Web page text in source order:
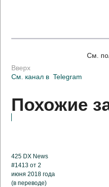
См.
Вверх
См. канал в Telegram
Похожие
425 DX News
#1413 от 2
июня 2018 года
(в переводе)